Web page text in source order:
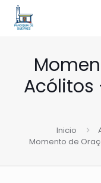
Acólitos
Inicio
Momento de